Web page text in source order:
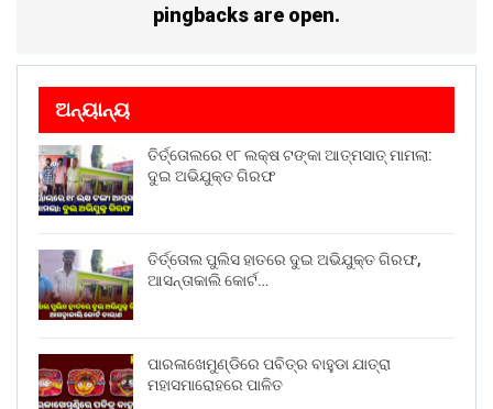
pingbacks are open.
ଅନ୍ୟାନ୍ୟ
ତିର୍ତ୍ତୋଲରେ ୧୮ ଲକ୍ଷ ଟଙ୍କା ଆତ୍ମସାତ୍ ମାମଲା:
ଦୁଇ ଅଭିଯୁକ୍ତ ଗିରଫ
ତିର୍ତ୍ତୋଲ ପୁଲିସ ହାତରେ ଦୁଇ ଅଭିଯୁକ୍ତ ଗିରଫ,
ଆସନ୍ତାକାଲି କୋର୍ଟ…
ପାରଳାଖେମୁଣ୍ଡିରେ ପବିତ୍ର ବାହୁଡା ଯାତ୍ରା
ମହାସମାରୋହରେ ପାଳିତ